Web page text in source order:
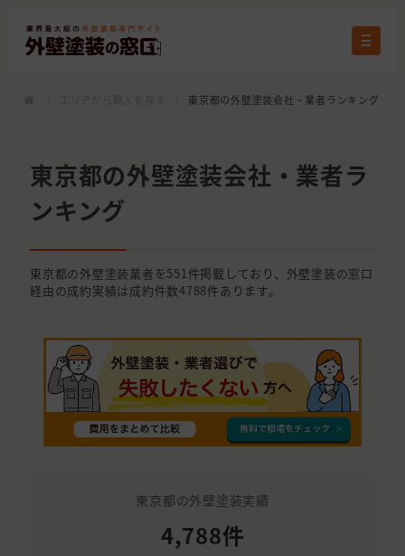
東京都の外壁塗装会社・業者ランキング
東京都の外壁塗装会社・業者ラ
ンキング
東京都の外壁塗装業者を551件掲載しており、外壁塗装の窓口
経由の成約実績は成約件数4788件あります。
東京都の外壁塗装実績
4,788件